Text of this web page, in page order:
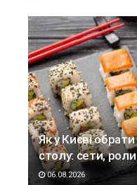
Як у Києві
столу: сети,
06.08.2026